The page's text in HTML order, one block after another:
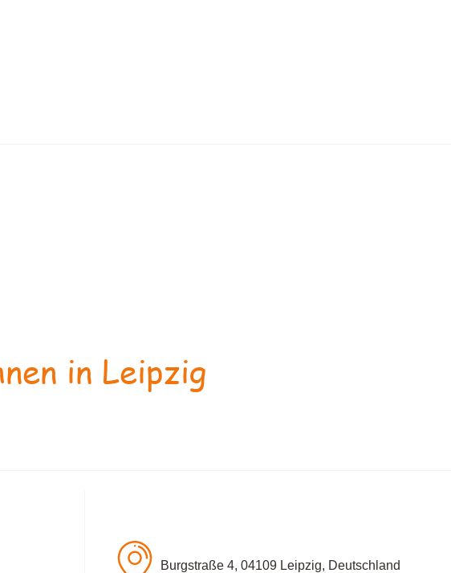
in Leipzig
Burgstraße 4, 04109 Leipzig, Deutschland